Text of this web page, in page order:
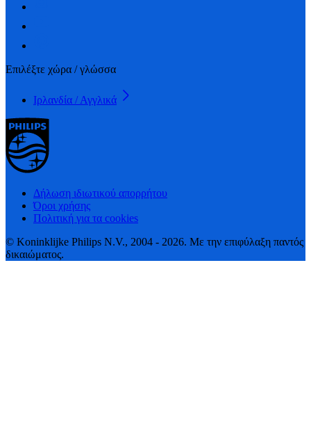
Επιλέξτε χώρα / γλώσσα
Ιρλανδία / Αγγλικά
Δήλωση ιδιωτικού απορρήτου
Όροι χρήσης
Πολιτική για τα cookies
© Koninklijke Philips N.V., 2004 - 2026. Με την επιφύλαξη παντός
δικαιώματος.